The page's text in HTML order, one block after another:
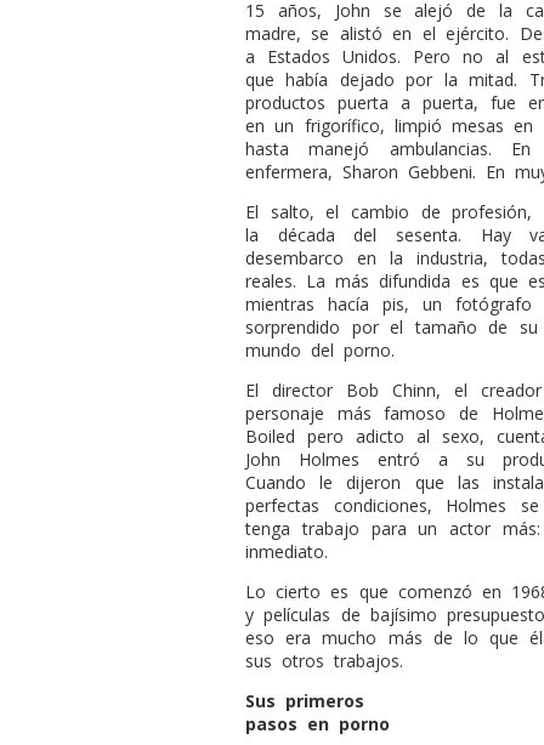
15 años, John se alejó de la
madre, se alistó en el ejército.
a Estados Unidos. Pero no al
que había dejado por la mitad.
productos puerta a puerta, fue
en un frigorífico, limpió mesas
hasta manejó ambulancias.
enfermera, Sharon Gebbeni. En
El salto, el cambio de profesión,
la década del sesenta. Hay
desembarco en la industria,
reales. La más difundida es que
mientras hacía pis, un
sorprendido por el tamaño de
mundo del porno.
El director Bob Chinn, el
personaje más famoso de
Boiled pero adicto al sexo,
John Holmes entró a su
Cuando le dijeron que las
perfectas condiciones, Holmes
tenga trabajo para un actor
inmediato.
Lo cierto es que comenzó en
y películas de bajísimo
eso era mucho más de lo que
sus otros trabajos.
Sus primeros
pasos en porno